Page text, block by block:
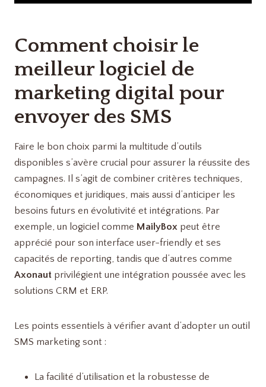
Comment choisir le
meilleur logiciel de
marketing digital pour
envoyer des SMS
Faire le bon choix parmi la multitude d’outils
disponibles s’avère crucial pour assurer la réussite des
campagnes. Il s’agit de combiner critères techniques,
économiques et juridiques, mais aussi d’anticiper les
besoins futurs en évolutivité et intégrations. Par
exemple, un logiciel comme MailyBox peut être
apprécié pour son interface user-friendly et ses
capacités de reporting, tandis que d’autres comme
Axonaut privilégient une intégration poussée avec les
solutions CRM et ERP.
Les points essentiels à vérifier avant d’adopter un outil
SMS marketing sont :
La facilité d’utilisation et la robustesse de